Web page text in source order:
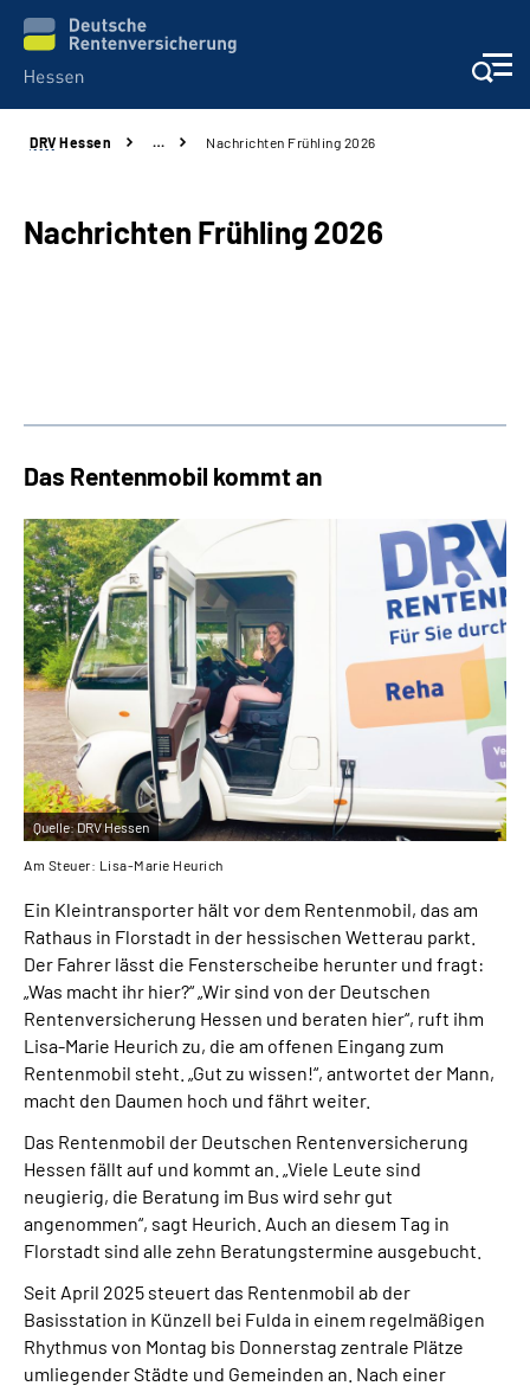
Online-Services
Beratung und Kontakt
Magazine
Über uns
Inhalte in Gebärdensprache (DGS)
Leichte Sprache
Suche
Mein Kundenportal
DRV Hessen … Nachrichten Frühling 2026
Nachrichten Frühling 2026
Das Rentenmobil kommt an
Quelle:DRV Hessen
Am Steuer: Lisa-Marie Heurich
Ein Kleintransporter hält vor dem Rentenmobil, das am
Rathaus in Florstadt in der hessischen Wetterau parkt.
Der Fahrer lässt die Fensterscheibe herunter und fragt:
„Was macht ihr hier?“ „Wir sind von der Deutschen
Rentenversicherung Hessen und beraten hier“, ruft ihm
Lisa-­Marie Heurich zu, die am offenen Eingang zum
Rentenmobil steht. „Gut zu wissen!“, antwortet der Mann,
macht den Daumen hoch und fährt weiter.
Das Rentenmobil der Deutschen Rentenversicherung
Hessen fällt auf und kommt an. „Viele Leute sind
neugierig, die Beratung im Bus wird sehr gut
angenommen“, sagt Heurich. Auch an diesem Tag in
Florstadt sind alle zehn Beratungstermine ausgebucht.
Seit April 2025 steuert das Rentenmobil ab der
Basisstation in Künzell bei Fulda in einem regelmäßigen
Rhythmus von Montag bis Donnerstag zentrale Plätze
umliegender Städte und Gemeinden an. Nach einer